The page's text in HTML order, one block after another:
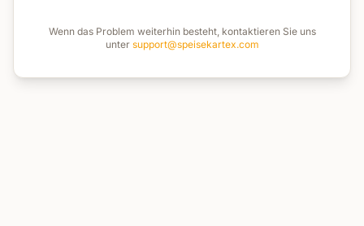
Wenn das Problem weiterhin besteht, kontaktieren Sie uns
unter support@speisekartex.com